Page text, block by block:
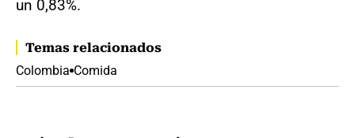
un 0,83%.
Temas relacionados
Colombia Comida